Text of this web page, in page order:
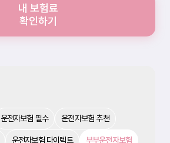
내 보험료
확인하기
운전자보험 필수 운전자보험 추천
운전자보험 다이렉트 부부운전자보험